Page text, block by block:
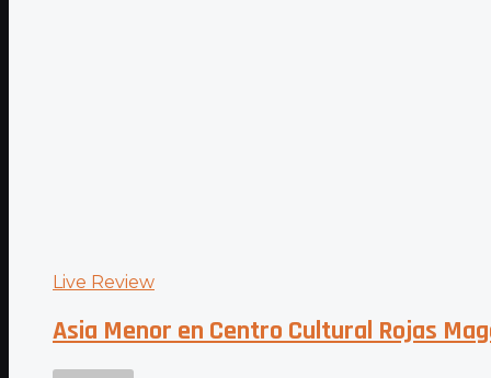
Live Review
Asia Menor en Centro Cultural Rojas